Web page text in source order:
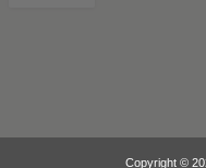
Copyright ©